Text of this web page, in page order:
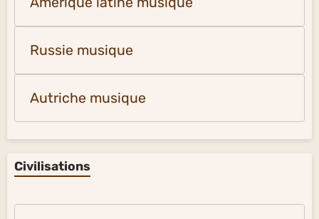
Afrique du Nord musique
Amérique latine musique
Russie musique
Autriche musique